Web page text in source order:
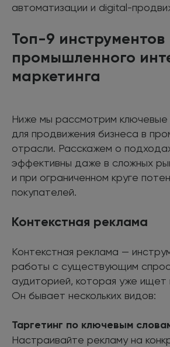
автоматизации и digital-
Топ-9 инструментов
промышленного
маркетинга
Ниже мы рассмотрим ключевые
для продвижения бизнеса в
отрасли. Расскажем о
эффективны даже в сложных
и при ограниченном круге
покупателей.
Контекстная реклама
Контекстная реклама —
работы с существующим
аудиторией, которая уже ищет
Он бывает нескольких видов:
Таргетинг по ключевым
Настраивайте рекламу на